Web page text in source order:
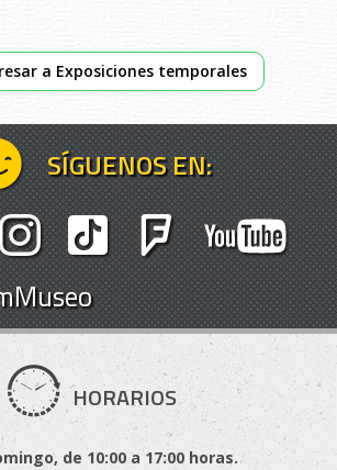
a Exposiciones temporales
SÍGUENOS EN:
HORARIOS
de 10:00 a 17:00 horas.